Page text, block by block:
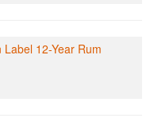
12-Year Rum